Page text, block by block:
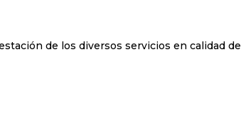
de los diversos servicios en calidad de